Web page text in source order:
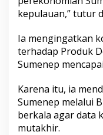
kepulauan,” tutur
Ia mengingatkan
terhadap Produk
Sumenep
Karena itu, ia
Sumenep melalui
berkala agar data
mutakhir.